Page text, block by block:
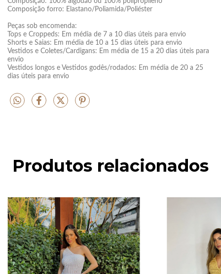
Composição forro: Elastano/Poliamida/Poliéster
Peças sob encomenda:
Tops e Croppeds: Em média de 7 a 10 dias úteis para envio
Shorts e Saias: Em média de 10 a 15 dias úteis para envio
Vestidos e Coletes/Cardigans: Em média de 15 a 20 dias úteis para
envio
Vestidos longos e Vestidos godês/rodados: Em média de 20 a 25
dias úteis para envio
Produtos relacionados